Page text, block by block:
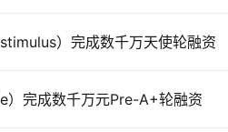
）完成数千万天使轮融资
）完成数千万元Pre-A+轮融资